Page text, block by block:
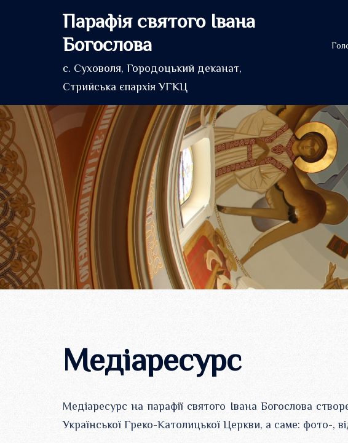
Парафія святого Івана
Богослова
с. Суховоля, Городоцький деканат,
Стрийська єпархія УГКЦ
Медіаресурс
Медіаресурс на парафії святого Івана Богослова
Української Греко-Католицької Церкви, а саме: фото-,